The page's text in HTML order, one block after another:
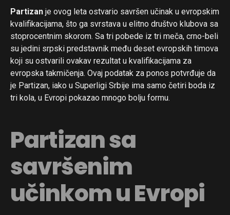
Partizan je ovog leta ostvario savršen učinak u evropskim
kvalifikacijama, što ga svrstava u elitno društvo klubova sa
stoprocentnim skorom. Sa tri pobede iz tri meča, crno-beli
su jedini srpski predstavnik među deset evropskih timova
koji su ostvarili ovakav rezultat u kvalifikacijama za
evropska takmičenja. Ovaj podatak za ponos potvrđuje da
je Partizan, iako u Superligi Srbije ima samo četiri boda iz
tri kola, u Evropi pokazao mnogo bolju formu.
Partizan sa
savršenim
učinkom u Evropi